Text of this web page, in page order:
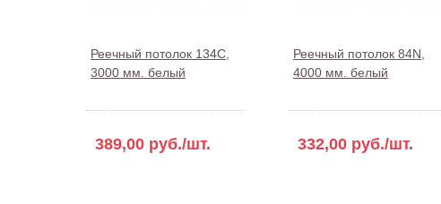
Реечный потолок 134С,
3000 мм. белый
389,00 руб./шт.
Реечный потолок 84N,
4000 мм. белый
332,00 руб./шт.